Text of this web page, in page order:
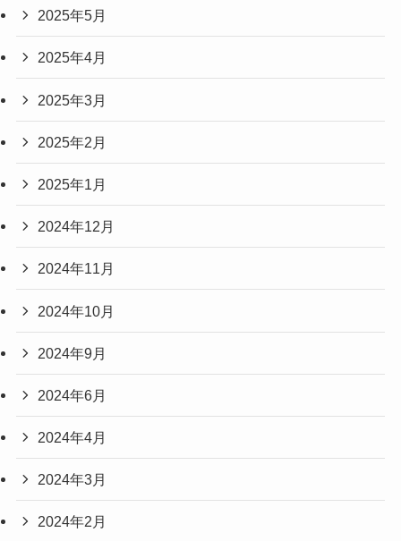
2025年5月
2025年4月
2025年3月
2025年2月
2025年1月
2024年12月
2024年11月
2024年10月
2024年9月
2024年6月
2024年4月
2024年3月
2024年2月